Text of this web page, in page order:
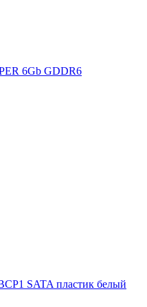
6Gb GDDR6
SATA пластик белый